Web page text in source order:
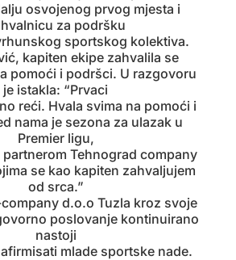
osvojenog prvog mjesta i
za podršku
sportskog kolektiva.
kapiten ekipe zahvalila se
pomoći i podršci. U razgovoru
je istakla: “Prvaci
reći. Hvala svima na pomoći i
nama je sezona za ulazak u
Premier ligu,
partnerom Tehnograd company
se kao kapiten zahvaljujem
od srca.”
company d.o.o Tuzla kroz svoje
poslovanje kontinuirano
nastoji
mlade sportske nade.